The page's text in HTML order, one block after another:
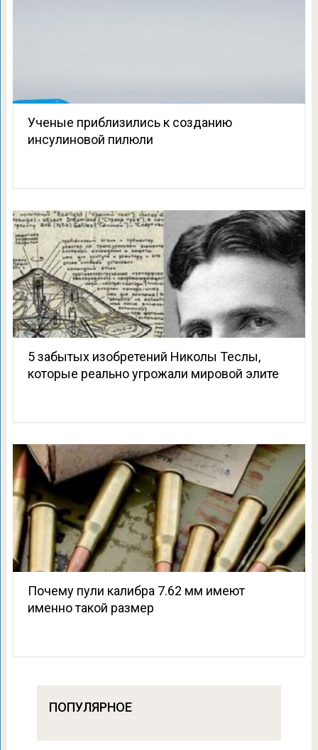
Ученые приблизились к созданию
инсулиновой пилюли
5 забытых изобретений Николы Теслы,
которые реально угрожали мировой элите
Почему пули калибра 7.62 мм имеют
именно такой размер
ПОПУЛЯРНОЕ